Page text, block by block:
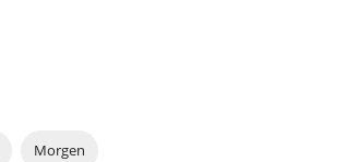
Morgen